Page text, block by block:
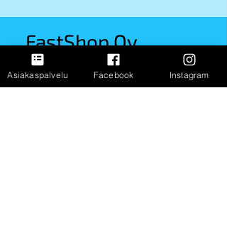
FastShop Oy
3237108-4
Porrassalmenkatu 11 L1,
Asiakaspalvelu Facebook Instagram